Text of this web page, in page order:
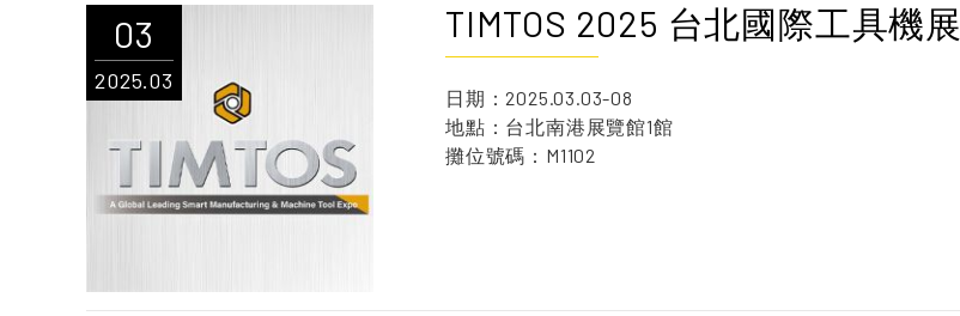
03
2025.03
TIMTOS 2025 台北國際工具機展
日期：2025.03.03-08
地點：台北南港展覽館1館
攤位號碼：M1102